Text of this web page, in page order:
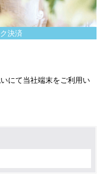
決済
にて当社端末をご利用い